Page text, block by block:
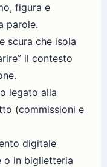
figura e
parole.
scura che isola
il contesto
legato alla
(commissioni e
digitale
o in biglietteria